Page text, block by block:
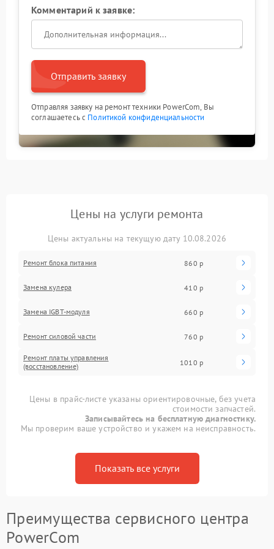
Комментарий к заявке:
Отправить заявку
Отправляя заявку на ремонт техники PowerCom, Вы
соглашаетесь с Политикой конфиденциальности
Цены на услуги ремонта
Цены актуальны на текущую дату 10.08.2026
Ремонт блока питания 860 р
Замена кулера 410 р
Замена IGBT-модуля 660 р
Ремонт силовой части 760 р
Ремонт платы управления
(восстановление)
1010 р
Цены в прайс-листе указаны ориентировочные, без учета
стоимости запчастей.
Записывайтесь на бесплатную диагностику.
Мы проверим ваше устройство и укажем на неисправность.
Показать все услуги
Преимущества сервисного центра
PowerCom